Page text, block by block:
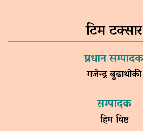
टिम टक्सार
प्रधान सम्पादक
गजेन्द्र बुढाथोकी
सम्पादक
हिम विष्ट